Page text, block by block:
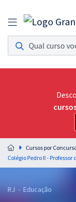
Assinatura
Acesso a todos os
Assinatura OAB
Acesso ilimitado a
Residências
Preparação completa
residências em saúde
Cursos por
Colégio Pedro II -
RJ - Educação